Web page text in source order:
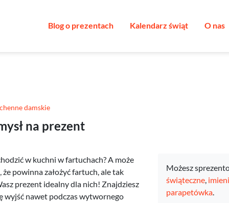
Blog o prezentach Kalendarz świąt O nas
damskie
na prezent
w kuchni w fartuchach? A może
powinna założyć fartuch, ale tak
prezent idealny dla nich! Znajdziesz
wyjść nawet podczas wytwornego
Możesz
świąteczne,
parapetówka.